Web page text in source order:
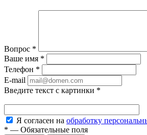
Вопрос *
Ваше имя *
Телефон *
E-mail
Введите текст с картинки *
Я согласен на обработку
* — Обязательные поля